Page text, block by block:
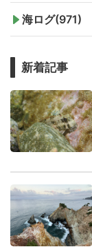
海ログ(971)
新着記事